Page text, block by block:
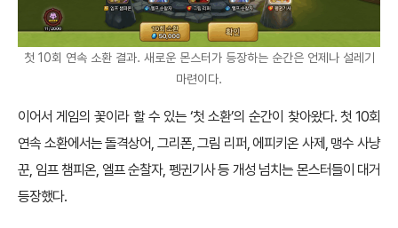
첫 10회 연속 소환 결과. 새로운 몬스터가 등장하는 순간은 언제나 설레기
마련이다.
이어서 게임의 꽃이라 할 수 있는 ‘첫 소환’의 순간이 찾아왔다. 첫 10회
연속 소환에서는 돌격상어, 그리폰, 그림 리퍼, 에피키온 사제, 맹수 사냥
꾼, 임프 챔피온, 엘프 순찰자, 펭귄기사 등 개성 넘치는 몬스터들이 대거
등장했다.